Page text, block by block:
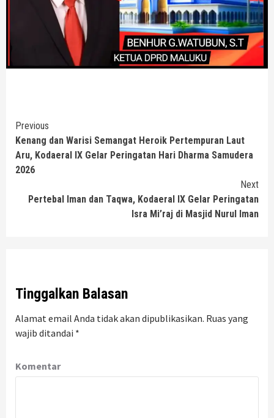
Continue
Reading
Previous
Kenang dan Warisi Semangat Heroik Pertempuran Laut
Aru, Kodaeral lX Gelar Peringatan Hari Dharma Samudera
2026
Next
Pertebal Iman dan Taqwa, Kodaeral lX Gelar Peringatan
Isra Mi’raj di Masjid Nurul Iman
Tinggalkan Balasan
Alamat email Anda tidak akan dipublikasikan. Ruas yang
wajib ditandai *
Komentar